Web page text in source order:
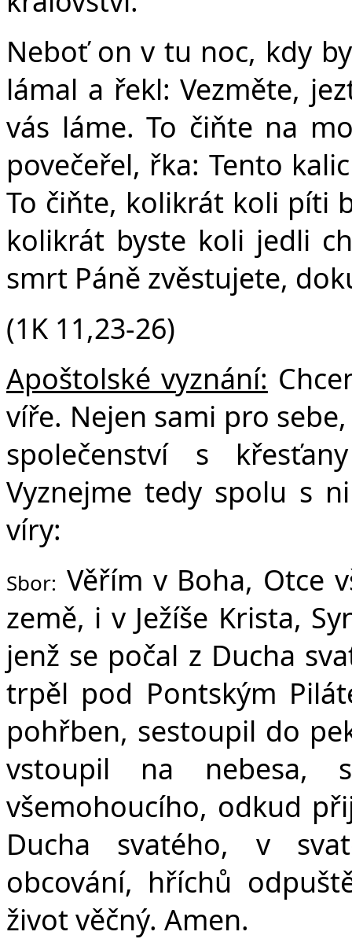
Neboť on v tu noc, kdy
lámal a řekl: Vezměte,
vás láme. To čiňte na
povečeřel, řka: Tento
To čiňte, kolikrát koli píti
kolikrát byste koli jedli
smrt Páně zvěstujete,
(1K 11,23-26)
Apoštolské vyznání:
víře. Nejen sami pro
společenství s
Vyznejme tedy spolu s
víry:
Sbor: Věřím v Boha, Otce
země, i v Ježíše Krista,
jenž se počal z Ducha
trpěl pod Pontským
pohřben, sestoupil do
vstoupil na nebesa,
všemohoucího, odkud
Ducha svatého, v
obcování, hříchů
život věčný. Amen.